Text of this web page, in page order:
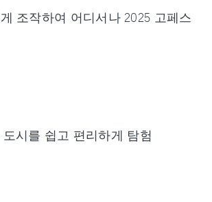
조작하여 어디서나 2025 고페스
시를 쉽고 편리하게 탐험